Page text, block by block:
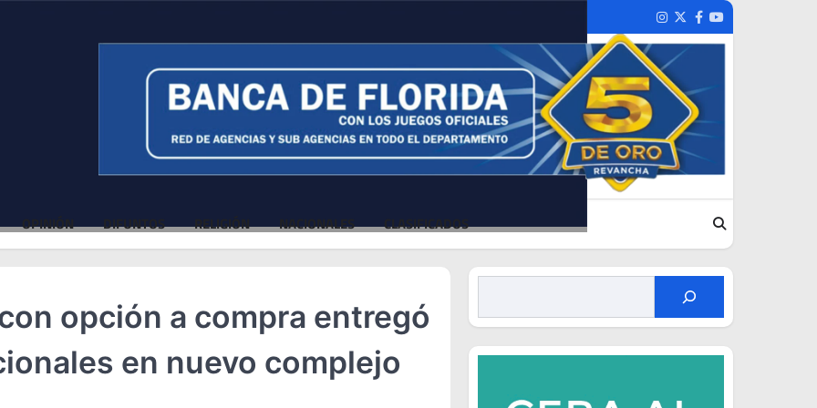
Instagram
TwitterFacebook
Youtube
OPINIÓN DIFUNTOS RELIGIÓN NACIONALES CLASIFICADOS
opción a compra entregó
en nuevo complejo